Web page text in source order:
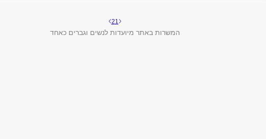
1
2
המשרות באתר מיועדות לנשים וגברים כאחד